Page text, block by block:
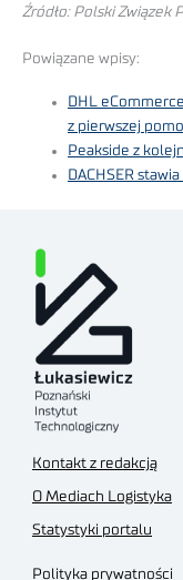
Źródło: Polski Związek
Powiązane wpisy:
DHL
z pierwszej
Peakside z
DACHSER
Kontakt z redakcją
O Mediach Logistyka
Statystyki portalu
Polityka prywatności